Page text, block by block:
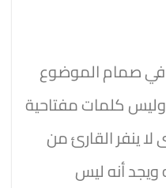
صمام الموضوع
كلمات مفتاحية
ينفر القارئ من
ويجد أنه ليس